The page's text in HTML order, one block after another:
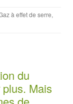
à effet de serre,
du
Mais